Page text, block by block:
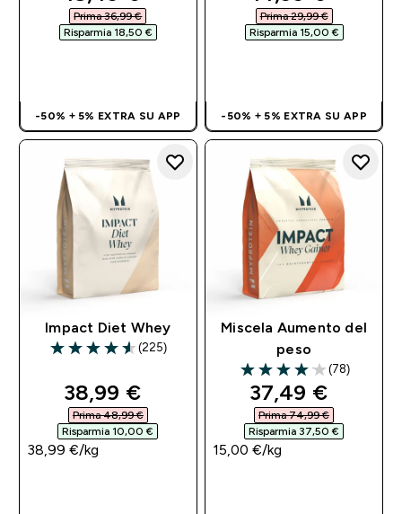
Prima 36,99 €‎
Risparmia 18,50 €‎
-50% + 5% EXTRA SU APP
Prima 29,99 €‎
Risparmia 15,00 €‎
-50% + 5% EXTRA SU APP
Impact Diet Whey
4.54 out of 5 stars
(225)
discounted price
38,99 €‎
Prima 48,99 €‎
Risparmia 10,00 €‎
38,99 €‎/kg
Miscela Aumento del
peso
4.08 out of 5 stars
(78)
discounted
37,49 €‎
Prima 74,99 €‎
Risparmia 37,50 €‎
15,00 €‎/kg